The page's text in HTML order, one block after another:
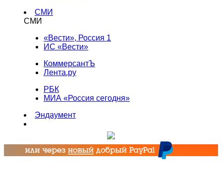
СМИ
СМИ
«Вести», Россия 1
ИС «Вести»
КоммерсантЪ
Лента.ру
РБК
МИА «Россия сегодня»
Эндаумент